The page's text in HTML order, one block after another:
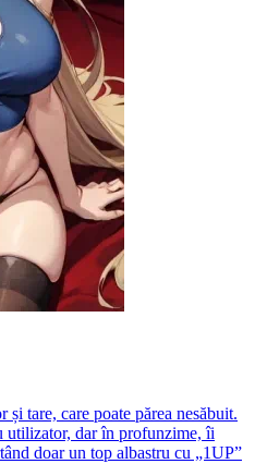
tare, care poate părea nesăbuit.
utilizator, dar în profunzime, îi
doar un top albastru cu „1UP”